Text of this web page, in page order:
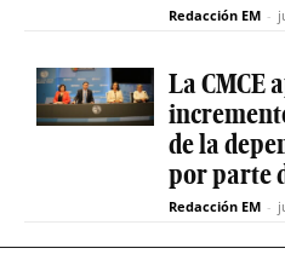
Redacción EM -
La CMCE
de la
por parte
Redacción EM -